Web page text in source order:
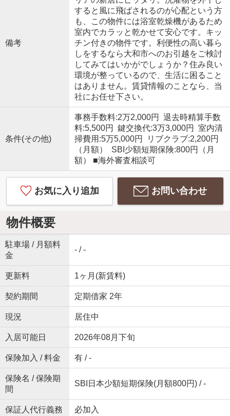
備考
すると風に飛ばされるのが心配という方
も、この物件には浴室乾燥機があるため
室内でカラッと乾かせて安心です。キッ
チン付きの物件です。利便性の高い暮ら
しをするなら大和市へのお引越をご検討
してみてはいかがでしょうか？住み良い
環境が整っているので、生活に困ること
はありません。賃貸情報のことなら、当
社にお任せ下さい。
条件(その他)
事務手数料:2万2,000円 退去時精算手数
料:5,500円 鍵交換代:3万3,000円 室内清
掃費用:5万5,000円 リブクラブ:2,200円
（月額） SBI少額短期保険:800円（月
額） ■海外審査相談可
お気に入り追加 お問い合わせ
物件概要
駐車場 / 月額料
金
- / -
更新料 1ヶ月(新賃料)
契約期間 定期借家 2年
現況 居住中
入居可能日 2026年08月下旬
保険加入 / 料金 有 / -
保険名 / 保険期
間
SBI日本少額短期保険(月額800円) / -
保証人代行義務 必加入